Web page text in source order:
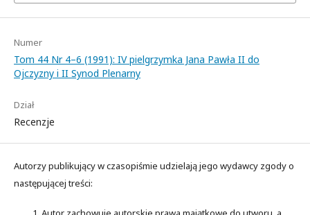
Numer
Tom 44 Nr 4–6 (1991): IV pielgrzymka Jana Pawła II do
Ojczyzny i II Synod Plenarny
Dział
Recenzje
Autorzy publikujący w czasopiśmie udzielają jego wydawcy zgody o
następującej treści: